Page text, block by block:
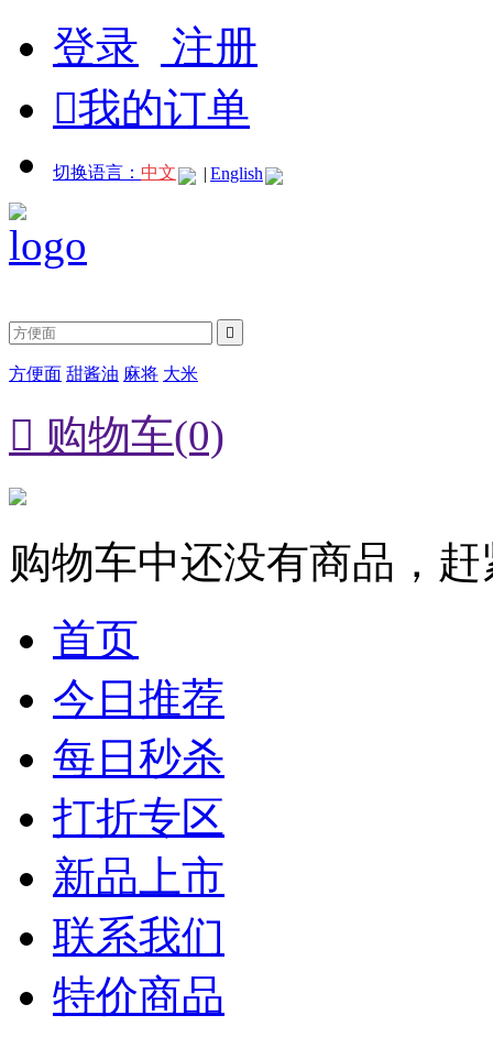
登录
注册
我的订单
切换语言： 中文 | English

方便面 甜酱油 麻将 大米
 购物车(0)
购物车中还没有商品，
首页
今日推荐
每日秒杀
打折专区
新品上市
联系我们
特价商品